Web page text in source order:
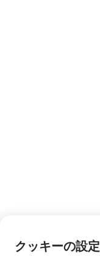
クッキーの設定